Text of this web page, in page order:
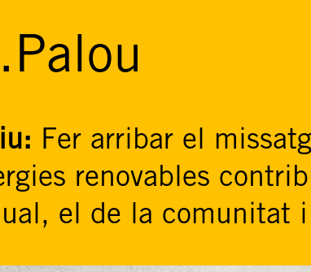
Fer arribar el
renovables
el de la comunitat i